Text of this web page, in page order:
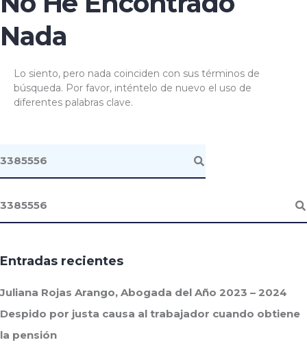
Nada
Lo siento, pero nada coinciden con sus términos de
búsqueda. Por favor, inténtelo de nuevo el uso de
diferentes palabras clave.
Entradas recientes
Juliana Rojas Arango, Abogada del Año 2023 – 2024
Despido por justa causa al trabajador cuando obtiene
la pensión